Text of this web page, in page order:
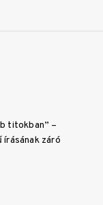
titokban” –
záró